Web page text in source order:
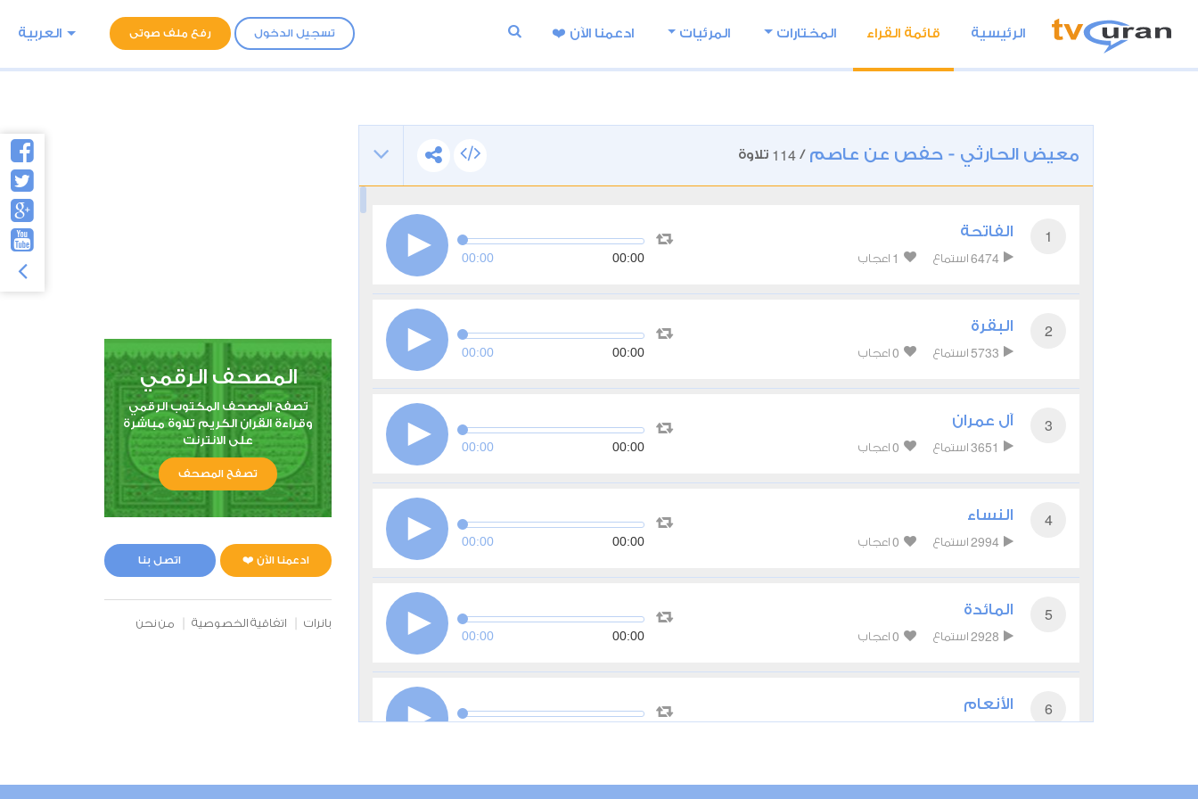
تسجيل الدخول رفع ملف صوتى العربية الرئيسية قائمة القراء المختارات المرئيات ادعمنا اﻵن ❤️
معيض الحارثي - حفص عن عاصم /
114 تلاوة
1 الفاتحة
6474 استماع 1 اعجاب 00:00 00:00
2 البقرة
5733 استماع 0 اعجاب 00:00 00:00
3 آل عمران
3651 استماع 0 اعجاب 00:00 00:00
4 النساء
2994 استماع 0 اعجاب 00:00 00:00
5 المائدة
2928 استماع 0 اعجاب 00:00 00:00
6 الأنعام
المصحف الرقمي
تصفح المصحف المكتوب الرقمي
وقراءة القران الكريم تلاوة مباشرة
على الانترنت
تصفح المصحف
ادعمنا الآن ❤️ اتصل بنا
بانرات اتفاقية الخصوصية من نحن